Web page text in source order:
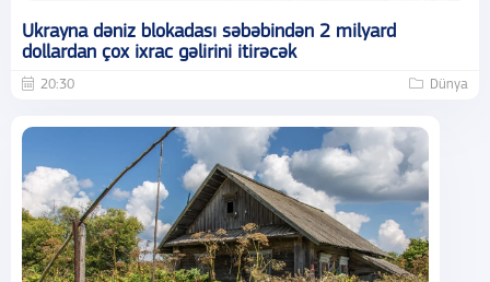
Ukrayna dəniz blokadası səbəbindən 2 milyard
dollardan çox ixrac gəlirini itirəcək
20:30 Dünya